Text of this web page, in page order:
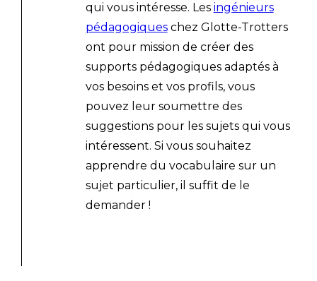
qui vous intéresse. Les ingénieurs
pédagogiqueschez Glotte-Trotters
ont pour mission de créer des
supports pédagogiques adaptés à
vos besoins et vos profils, vous
pouvez leur soumettre des
suggestions pour les sujets qui vous
intéressent. Si vous souhaitez
apprendre du vocabulaire sur un
sujet particulier, il suffit de le
demander !